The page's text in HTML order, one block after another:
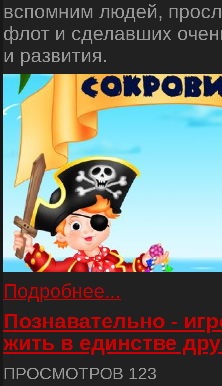
вспомним людей,
флот и сделавших
и развития.
Подробнее...
Познавательно -
жить в единстве
ПРОСМОТРОВ 123